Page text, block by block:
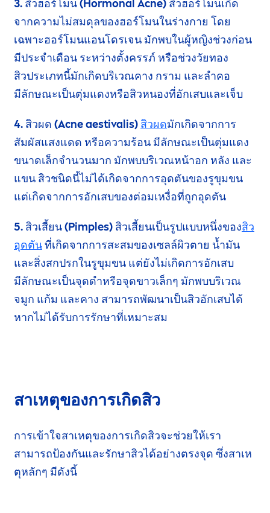
3. สิวฮอร์โมน (Hormonal Acne) สิวฮอร์โมนเกิด
จากความไม่สมดุลของฮอร์โมนในร่างกาย โดย
เฉพาะฮอร์โมนแอนโดรเจน มักพบในผู้หญิงช่วงก่อน
มีประจำเดือน ระหว่างตั้งครรภ์ หรือช่วงวัยทอง
สิวประเภทนี้มักเกิดบริเวณคาง กราม และลำคอ
มีลักษณะเป็นตุ่มแดงหรือสิวหนองที่อักเสบและเจ็บ
4. สิวผด (Acne aestivalis) สิวผดมักเกิดจากการ
สัมผัสแสงแดด หรือความร้อน มีลักษณะเป็นตุ่มแดง
ขนาดเล็กจำนวนมาก มักพบบริเวณหน้าอก หลัง และ
แขน สิวชนิดนี้ไม่ได้เกิดจากการอุดตันของรูขุมขน
แต่เกิดจากการอักเสบของต่อมเหงื่อที่ถูกอุดตัน
5. สิวเสี้ยน (Pimples) สิวเสี้ยนเป็นรูปแบบหนึ่งของสิว
อุดตันที่เกิดจากการสะสมของเซลล์ผิวตาย น้ำมัน
และสิ่งสกปรกในรูขุมขน แต่ยังไม่เกิดการอักเสบ
มีลักษณะเป็นจุดดำหรือจุดขาวเล็กๆ มักพบบริเวณ
จมูก แก้ม และคาง สามารถพัฒนาเป็นสิวอักเสบได้
หากไม่ได้รับการรักษาที่เหมาะสม
สาเหตุของการเกิดสิว
การเข้าใจสาเหตุของการเกิดสิวจะช่วยให้เรา
สามารถป้องกันและรักษาสิวได้อย่างตรงจุด ซึ่งสาเห
ตุหลักๆ มีดังนี้